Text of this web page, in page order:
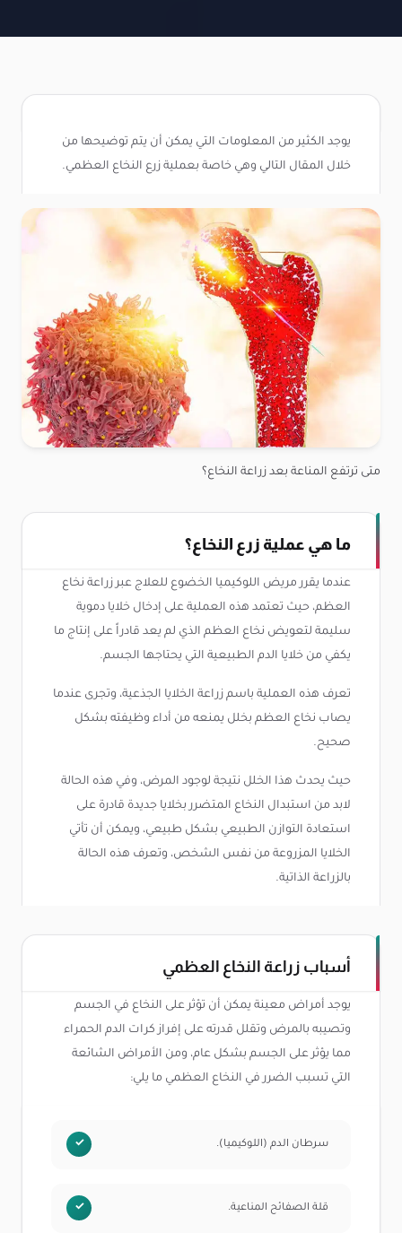
يوجد الكثير من المعلومات التي يمكن أن يتم توضيحها من
خلال المقال التالي وهي خاصة بعملية زرع النخاع العظمي.
متى ترتفع المناعة بعد زراعة النخاع؟
ما هي عملية زرع النخاع؟
عندما يقرر مريض اللوكيميا الخضوع للعلاج عبر زراعة نخاع
العظم، حيث تعتمد هذه العملية على إدخال خلايا دموية
سليمة لتعويض نخاع العظم الذي لم يعد قادراً على إنتاج ما
يكفي من خلايا الدم الطبيعية التي يحتاجها الجسم.
تعرف هذه العملية باسم زراعة الخلايا الجذعية، وتجرى عندما
يصاب نخاع العظم بخلل يمنعه من أداء وظيفته بشكل
صحيح.
حيث يحدث هذا الخلل نتيجة لوجود المرض، وفي هذه الحالة
لابد من استبدال النخاع المتضرر بخلايا جديدة قادرة على
استعادة التوازن الطبيعي بشكل طبيعي، ويمكن أن تأتي
الخلايا المزروعة من نفس الشخص، وتعرف هذه الحالة
بالزراعة الذاتية.
أسباب زراعة النخاع العظمي
يوجد أمراض معينة يمكن أن تؤثر على النخاع في الجسم
وتصيبه بالمرض وتقلل قدرته على إفراز كرات الدم الحمراء
مما يؤثر على الجسم بشكل عام، ومن الأمراض الشائعة
التي تسبب الضرر في النخاع العظمي ما يلي:
سرطان الدم (اللوكيميا).
قلة الصفائح المناعية.